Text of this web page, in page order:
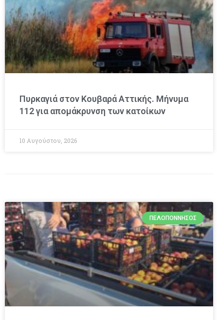
Πυρκαγιά στον Κουβαρά Αττικής. Μήνυμα
112 για απομάκρυνση των κατοίκων
10 Αυγούστου, 2026
ΠΕΛΟΠΌΝΝΗΣΟΣ